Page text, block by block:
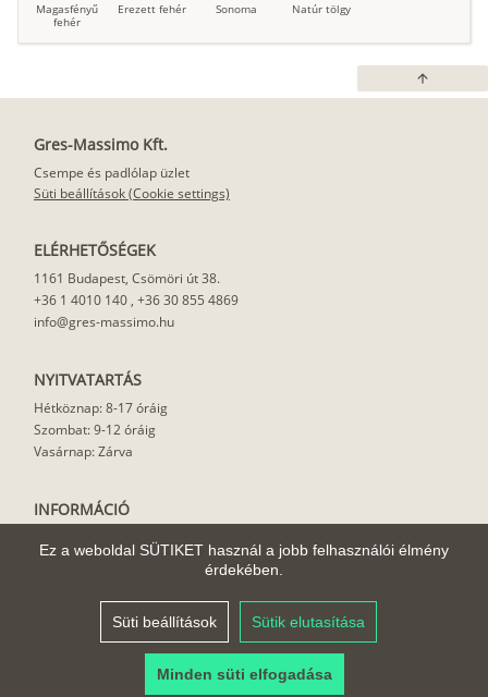
Ez a weboldal SÜTIKET használ a jobb felhasználói élmény
érdekében.
Süti beállítások Sütik elutasítása
Minden süti elfogadása
Magasfényű
fehér
Erezett fehér Sonoma Natúr tölgy
arrow_upward
Gres-Massimo Kft.
Csempe és padlólap üzlet
Süti beállítások (Cookie settings)
ELÉRHETŐSÉGEK
1161 Budapest, Csömöri út 38.
+36 1 4010 140 , +36 30 855 4869
info@gres-massimo.hu
NYITVATARTÁS
Hétköznap: 8-17 óráig
Szombat: 9-12 óráig
Vasárnap: Zárva
INFORMÁCIÓ
Felhasználási javaslat